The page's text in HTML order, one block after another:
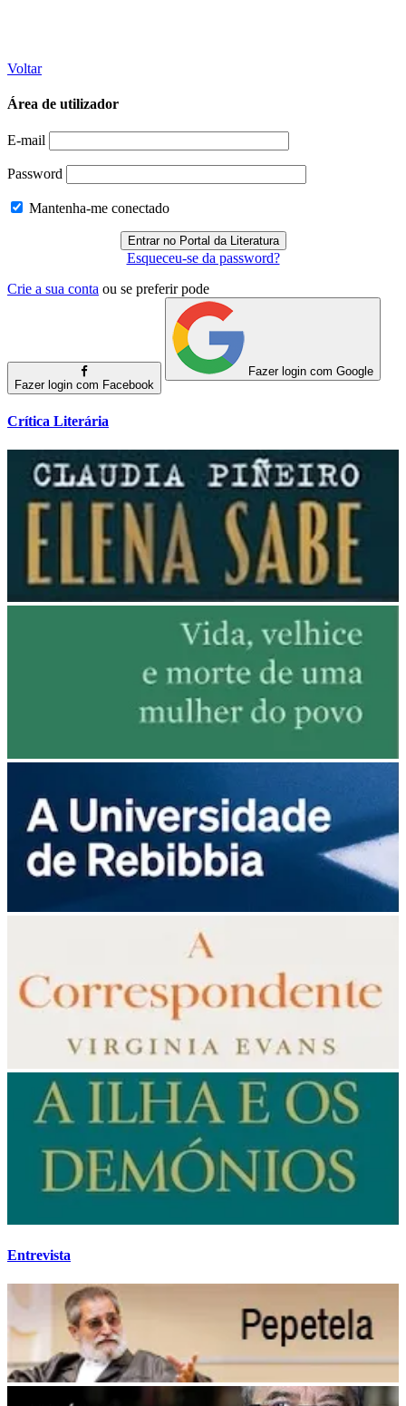
Voltar
Área de utilizador
E-mail
Password
Mantenha-me conectado
Esqueceu-se da password?
Crie a sua conta ou se preferir pode
Fazer login com Facebook
Fazer login com Google
Crítica Literária
Entrevista